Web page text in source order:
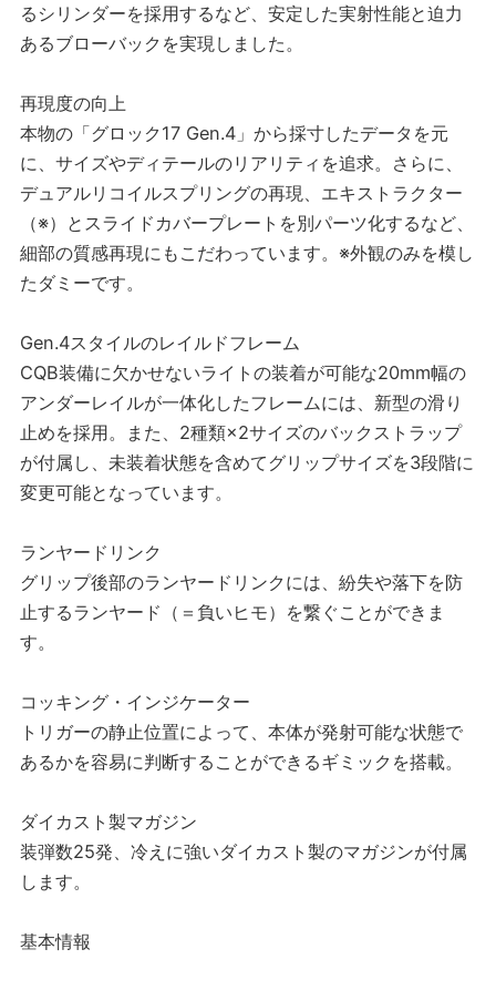
るシリンダーを採用するなど、安定した実射性能と迫力
あるブローバックを実現しました。
再現度の向上
本物の「グロック17 Gen.4」から採寸したデータを元
に、サイズやディテールのリアリティを追求。さらに、
デュアルリコイルスプリングの再現、エキストラクター
（※）とスライドカバープレートを別パーツ化するなど、
細部の質感再現にもこだわっています。※外観のみを模し
たダミーです。
Gen.4スタイルのレイルドフレーム
CQB装備に欠かせないライトの装着が可能な20mm幅の
アンダーレイルが一体化したフレームには、新型の滑り
止めを採用。また、2種類×2サイズのバックストラップ
が付属し、未装着状態を含めてグリップサイズを3段階に
変更可能となっています。
ランヤードリンク
グリップ後部のランヤードリンクには、紛失や落下を防
止するランヤード（＝負いヒモ）を繋ぐことができま
す。
コッキング・インジケーター
トリガーの静止位置によって、本体が発射可能な状態で
あるかを容易に判断することができるギミックを搭載。
ダイカスト製マガジン
装弾数25発、冷えに強いダイカスト製のマガジンが付属
します。
基本情報